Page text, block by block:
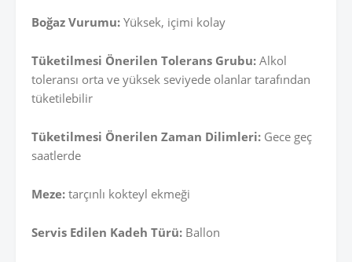
Boğaz Vurumu: Yüksek, içimi kolay
Tüketilmesi Önerilen Tolerans Grubu: Alkol
toleransı orta ve yüksek seviyede olanlar tarafından
tüketilebilir
Tüketilmesi Önerilen Zaman Dilimleri: Gece geç
saatlerde
Meze: tarçınlı kokteyl ekmeği
Servis Edilen Kadeh Türü: Ballon